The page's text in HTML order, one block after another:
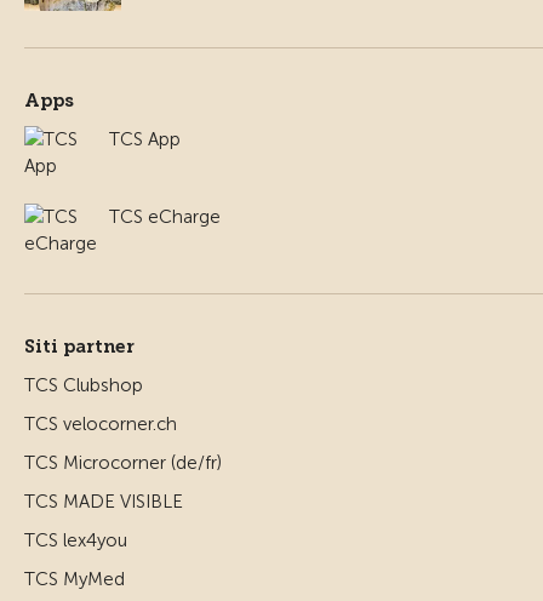
Apps
TCS App
TCS eCharge
Siti partner
TCS Clubshop
TCS velocorner.ch
TCS Microcorner (de/fr)
TCS MADE VISIBLE
TCS lex4you
TCS MyMed